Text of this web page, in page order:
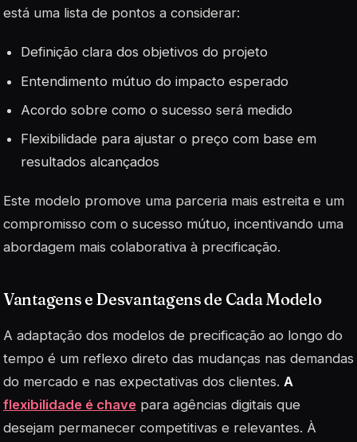
está uma lista de pontos a considerar:
Definição clara dos objetivos do projeto
Entendimento mútuo do impacto esperado
Acordo sobre como o sucesso será medido
Flexibilidade para ajustar o preço com base em
resultados alcançados
Este modelo promove uma parceria mais estreita e um
compromisso com o sucesso mútuo, incentivando uma
abordagem mais colaborativa à precificação.
Vantagens e Desvantagens de Cada Modelo
A adaptação dos modelos de precificação ao longo do
tempo é um reflexo direto das mudanças nas demandas
do mercado e nas expectativas dos clientes. A
flexibilidade é chave para agências digitais que
desejam permanecer competitivas e relevantes. À